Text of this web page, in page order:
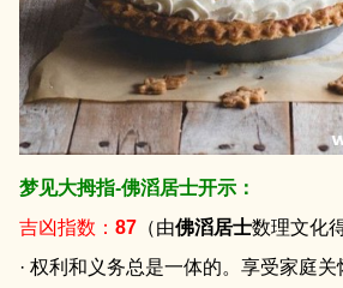
梦见大拇指-佛滔居士开示：
吉凶指数： 87 （由佛滔居士数理文化
· 权利和义务总是一体的。享受家庭